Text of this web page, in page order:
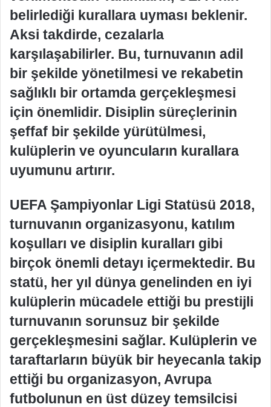
belirlediği kurallara uyması beklenir.
Aksi takdirde, cezalarla
karşılaşabilirler. Bu, turnuvanın adil
bir şekilde yönetilmesi ve rekabetin
sağlıklı bir ortamda gerçekleşmesi
için önemlidir. Disiplin süreçlerinin
şeffaf bir şekilde yürütülmesi,
kulüplerin ve oyuncuların kurallara
uyumunu artırır.
UEFA Şampiyonlar Ligi Statüsü 2018,
turnuvanın organizasyonu, katılım
koşulları ve disiplin kuralları gibi
birçok önemli detayı içermektedir. Bu
statü, her yıl dünya genelinden en iyi
kulüplerin mücadele ettiği bu prestijli
turnuvanın sorunsuz bir şekilde
gerçekleşmesini sağlar. Kulüplerin ve
taraftarların büyük bir heyecanla takip
ettiği bu organizasyon, Avrupa
futbolunun en üst düzey temsilcisi